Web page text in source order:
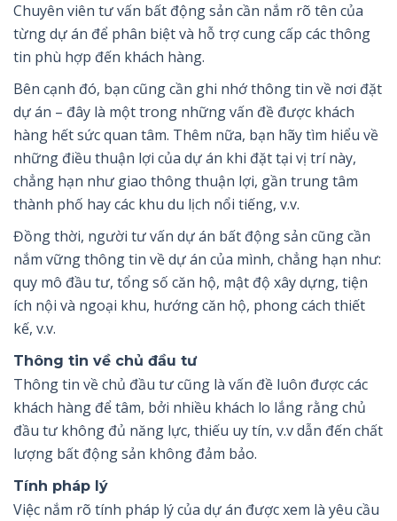
Chuyên viên tư vấn bất động sản cần nắm rõ tên của
từng dự án để phân biệt và hỗ trợ cung cấp các thông
tin phù hợp đến khách hàng.
Bên cạnh đó, bạn cũng cần ghi nhớ thông tin về nơi đặt
dự án – đây là một trong những vấn đề được khách
hàng hết sức quan tâm. Thêm nữa, bạn hãy tìm hiểu về
những điều thuận lợi của dự án khi đặt tại vị trí này,
chẳng hạn như giao thông thuận lợi, gần trung tâm
thành phố hay các khu du lịch nổi tiếng, v.v.
Đồng thời, người tư vấn dự án bất động sản cũng cần
nắm vững thông tin về dự án của mình, chẳng hạn như:
quy mô đầu tư, tổng số căn hộ, mật độ xây dựng, tiện
ích nội và ngoại khu, hướng căn hộ, phong cách thiết
kế, v.v.
Thông tin về chủ đầu tư
Thông tin về chủ đầu tư cũng là vấn đề luôn được các
khách hàng để tâm, bởi nhiều khách lo lắng rằng chủ
đầu tư không đủ năng lực, thiếu uy tín, v.v dẫn đến chất
lượng bất động sản không đảm bảo.
Tính pháp lý
Việc nắm rõ tính pháp lý của dự án được xem là yêu cầu